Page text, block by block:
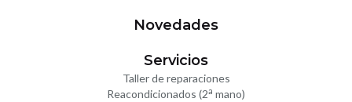
Novedades
Servicios
Taller de reparaciones
Reacondicionados (2a mano)